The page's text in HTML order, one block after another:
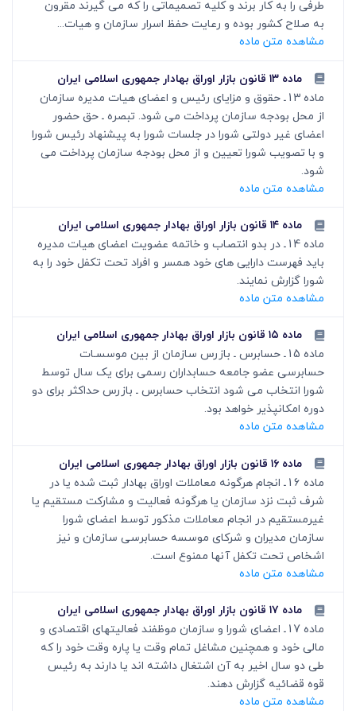
طرفی را به کار برند و کلیه تصمیماتی را که می گیرند مقرون
به صلاح کشور بوده و رعایت حفظ اسرار سازمان و هیات...
مشاهده متن ماده
ماده ۱۳ قانون بازار اوراق بهادار جمهوری اسلامی ایران
ماده 13ـ حقوق و مزایای رئیس و اعضای هیات مدیره سازمان
از محل بودجه سازمان پرداخت می شود. تبصره ـ حق حضور
اعضای غیر دولتی شورا در جلسات شورا به پیشنهاد رئیس شورا
و با تصویب شورا تعیین و از محل بودجه سازمان پرداخت می
شود.
مشاهده متن ماده
ماده ۱۴ قانون بازار اوراق بهادار جمهوری اسلامی ایران
ماده 14ـ در بدو انتصاب و خاتمه عضویت اعضای هیات مدیره
باید فهرست دارایی های خود همسر و افراد تحت تکفل خود را به
شورا گزارش نمایند.
مشاهده متن ماده
ماده ۱۵ قانون بازار اوراق بهادار جمهوری اسلامی ایران
ماده 15ـ حسابرس ـ بازرس سازمان از بین موسسـات
حسابرسی عضو جامعه حسابداران رسمی برای یک سال توسط
شورا انتخاب می شود انتخاب حسابرس ـ بازرس حداکثر برای دو
دوره امکانپذیر خواهد بود.
مشاهده متن ماده
ماده ۱۶ قانون بازار اوراق بهادار جمهوری اسلامی ایران
ماده 16ـ انجام هرگونه معاملات اوراق بهادار ثبت شده یا در
شرف ثبت نزد سازمان یا هرگونه فعالیت و مشارکت مستقیم یا
غیرمستقیم در انجام معاملات مذکور توسط اعضای شورا
سازمان مدیران و شرکای موسسه حسابرسی سازمان و نیز
اشخاص تحت تکفل آنها ممنوع است.
مشاهده متن ماده
ماده ۱۷ قانون بازار اوراق بهادار جمهوری اسلامی ایران
ماده 17ـ اعضای شورا و سازمان موظفند فعالیتهای اقتصادی و
مالی خود و همچنین مشاغل تمام وقت یا پاره وقت خود را که
طی دو سال اخیر به آن اشتغال داشته اند یا دارند به رئیس
قوه قضائیه گزارش دهند.
مشاهده متن ماده